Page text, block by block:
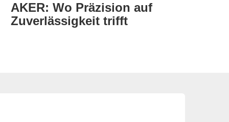
GEYER - Ihr zuverlässiger
Partner